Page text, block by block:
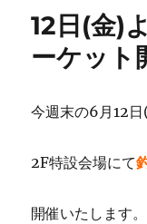
12日(金)
ーケット
今週末の6月12
2F特設会場にて
開催いたします